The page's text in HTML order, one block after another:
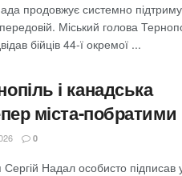
продовжує системно
Міський голова
бійців 44-ї окремої ...
і канадська
міста-побратими
0
Надал особисто підписав